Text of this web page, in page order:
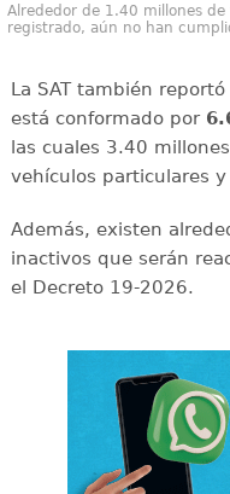
Alrededor de 1.40 millones
registrado, aún no han
La SAT también
está conformado por
las cuales 3.40
vehículos particulares
Además, existen
inactivos que serán
el Decreto 19-2026.